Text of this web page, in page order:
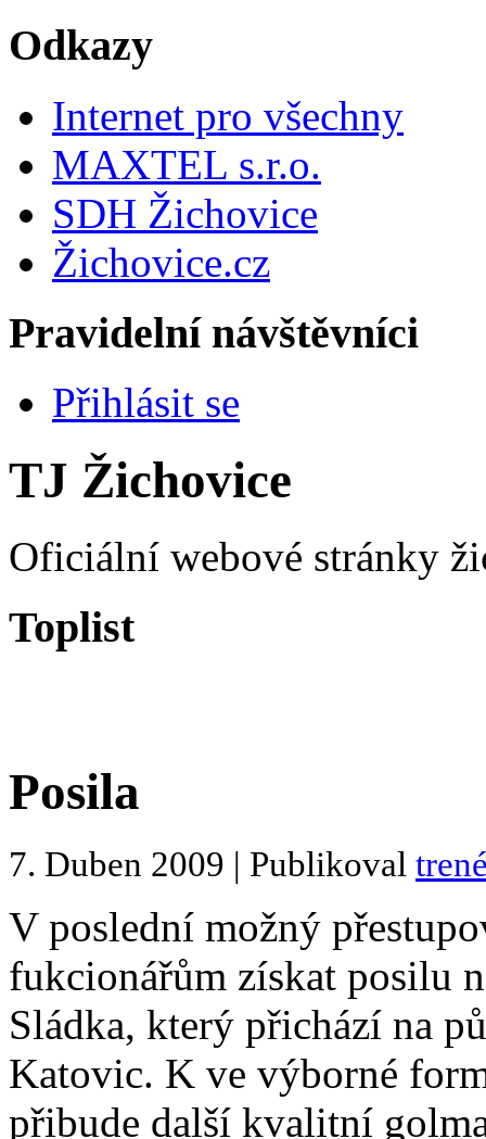
Odkazy
Internet pro všechny
MAXTEL s.r.o.
SDH Žichovice
Žichovice.cz
Pravidelní návštěvníci
Přihlásit se
TJ Žichovice
Oficiální webové stránky
Toplist
Posila
7. Duben 2009 | Publikoval
V poslední možný
fukcionářům získat posilu
Sládka, který přichází na
Katovic. K ve výborné
přibude další kvalitní